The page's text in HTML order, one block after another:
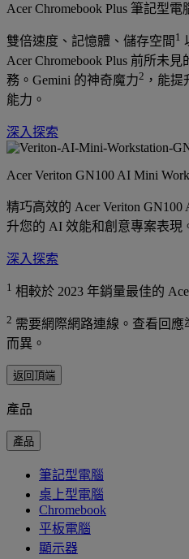
Acer Chromebook Plus 筆記型電
雙倍速度、記憶體、儲存空間 1
Acer Chromebook Plus 前所未
務。Gemini 的神奇魔力2 ，能
能力。
深入探索
Acer Veriton GN100 AI Mini
精巧高效的 Acer Veriton
升您的 AI 效能和創意專案表現
深入探索
1 相較於 2023 年銷量最佳的
2 需要網際網路連線。查看回
而異。
返回頂端
產品
產品
筆記型電腦
桌上型電腦
Chromebook
平板電腦
顯示器